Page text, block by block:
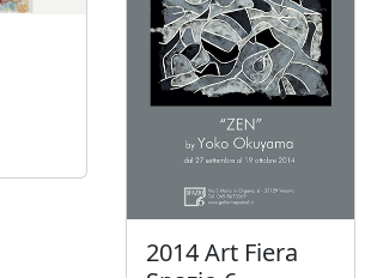
2014 Art Fiera